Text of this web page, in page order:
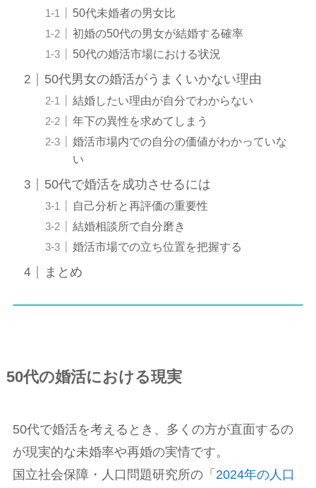
50代未婚者の男女比
初婚の50代の男女が結婚する確率
50代の婚活市場における状況
50代男女の婚活がうまくいかない理由
結婚したい理由が自分でわからない
年下の異性を求めてしまう
婚活市場内での自分の価値がわかっていな
い
50代で婚活を成功させるには
自己分析と再評価の重要性
結婚相談所で自分磨き
婚活市場での立ち位置を把握する
まとめ
50代の婚活における現実
50代で婚活を考えるとき、多くの方が直面するの
が現実的な未婚率や再婚の実情です。
国立社会保障・人口問題研究所の「 2024年の人口